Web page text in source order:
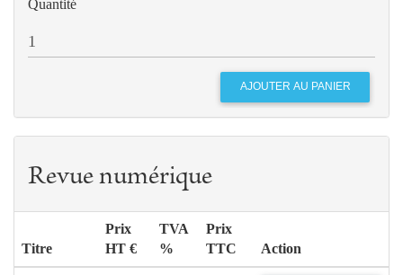
Quantité
Revue numérique
Titre
Prix
HT €
TVA
%
Prix
TTC
Action